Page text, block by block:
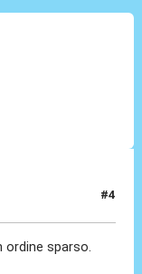
#4
ordine sparso.